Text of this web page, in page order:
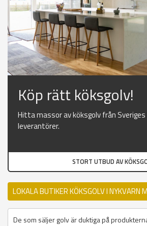
Köp rätt köksgolv!
Hitta massor av köksgolv från Sveriges
leverantörer.
STORT UTBUD AV
LOKALA BUTIKER KÖKSGOLV I NYKVARN
De som säljer golv är duktiga på